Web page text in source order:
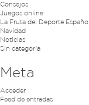
Consejos
Juegos online
La Fruta del Deporte Español
Navidad
Noticias
Sin categoría
Meta
Acceder
Feed de entradas